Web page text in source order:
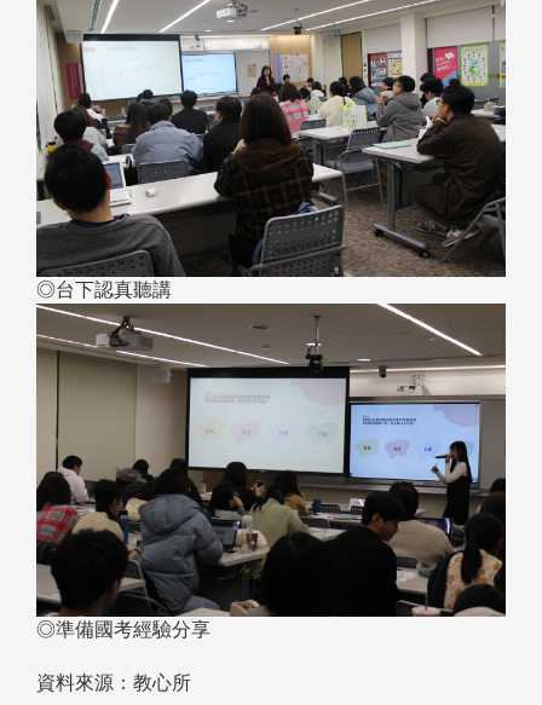
◎台下認真聽講
◎準備國考經驗分享
資料來源：教心所